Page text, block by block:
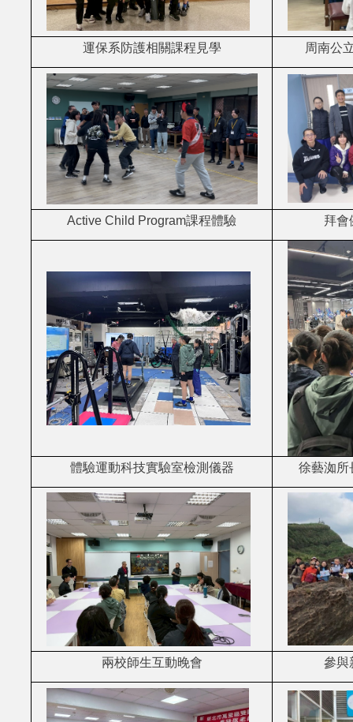
運保系防護相關課程見學 周南公
Active Child Program課程體驗 拜會
體驗運動科技實驗室檢測儀器 徐藝洳所
兩校師生互動晚會 參與